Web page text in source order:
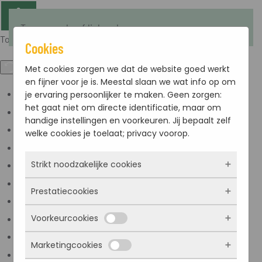
Toegankelijkheid
Kleuren omkeren
Monochroom
Donker contrast
Lage kleur verzadiging
Titels markeren
Terug naar hoofdinhoud
Cookies
Met cookies zorgen we dat de website goed werkt
en fijner voor je is. Meestal slaan we wat info op om
je ervaring persoonlijker te maken. Geen zorgen:
het gaat niet om directe identificatie, maar om
handige instellingen en voorkeuren. Jij bepaalt zelf
welke cookies je toelaat; privacy voorop.
Strikt noodzakelijke cookies
Deze cookies zorgen ervoor dat de website
überhaupt werkt. Ze zijn dus altijd actief en
kunnen niet worden uitgezet. Meestal worden
ze alleen geplaatst als jij iets doet, zoals
inloggen, een formulier invullen of je
Prestatiecookies
Met deze cookies zien we hoe vaak onze site
bezocht wordt, waar bezoekers vandaan
komen en welke pagina’s populair zijn. Zo
Voorkeurcookies
Deze cookies onthouden jouw voorkeuren.
Marketingcookies